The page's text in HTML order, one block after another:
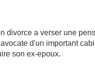
divorce a verser une
d'un important
son ex-epoux.